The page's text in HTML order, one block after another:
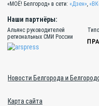
«МОЁ! Белгород» в сети: «Дзен»,
Наши партнёры:
Альянс руководителей
региональных СМИ России
Новости Белгорода и
Карта сайта